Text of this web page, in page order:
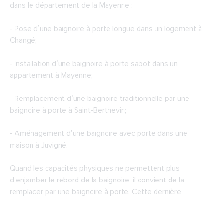
dans le département de la Mayenne :
- Pose d’une baignoire à porte longue dans un logement à
Changé;
- Installation d’une baignoire à porte sabot dans un
appartement à Mayenne;
- Remplacement d’une baignoire traditionnelle par une
baignoire à porte à Saint-Berthevin;
- Aménagement d’une baignoire avec porte dans une
maison à Juvigné.
Quand les capacités physiques ne permettent plus
d’enjamber le rebord de la baignoire, il convient de la
remplacer par une baignoire à porte. Cette dernière